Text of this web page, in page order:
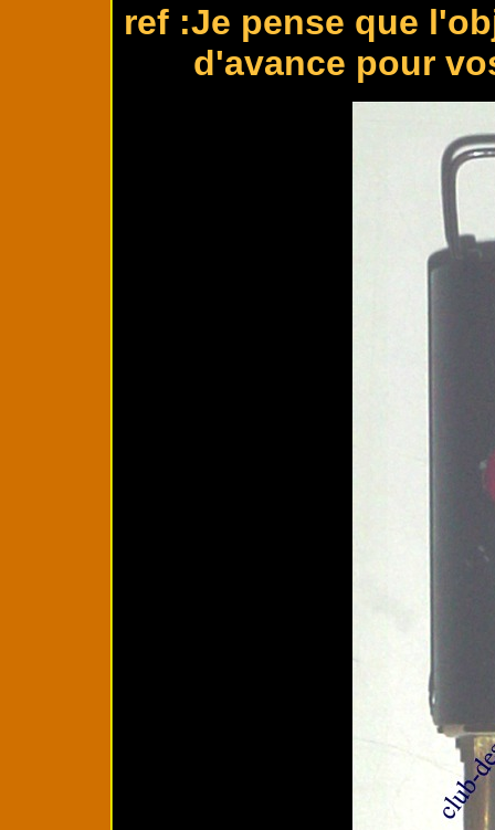
ref :Je pense que
d'avance pour